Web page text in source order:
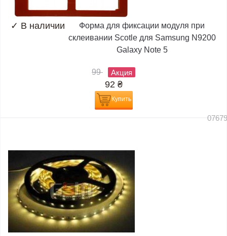
✓ В наличии
Форма для фиксации модуля при
склеивании Scotle для Samsung N9200
Galaxy Note 5
99 Акция
92 ₴
Купить